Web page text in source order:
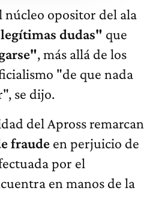
núcleo opositor del ala
dudas" que
, más allá de los
"de que nada
se dijo.
del Apross remarcan
fraude en perjuicio de
por el
en manos de la